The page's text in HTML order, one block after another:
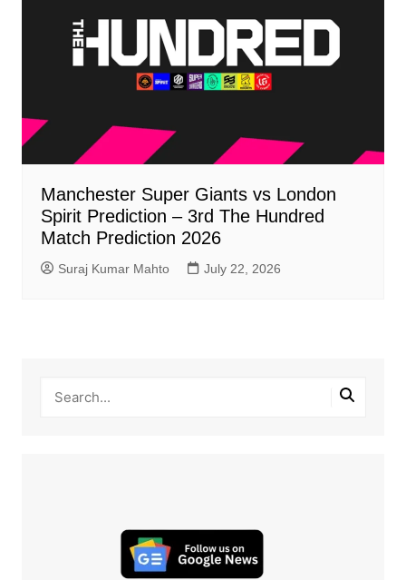
Manchester Super Giants vs London
Spirit Prediction – 3rd The Hundred
Match Prediction 2026
Suraj Kumar Mahto July 22, 2026